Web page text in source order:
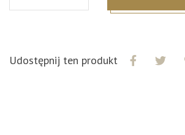
Udostępnij ten produkt